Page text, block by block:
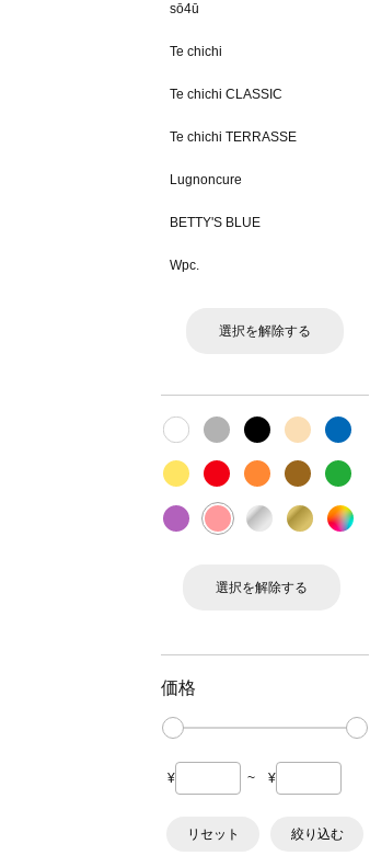
sō4ū
Te chichi
Te chichi CLASSIC
Te chichi TERRASSE
Lugnoncure
BETTY'S BLUE
Wpc.
選択を解除する
選択を解除する
価格
¥ ~ ¥
リセット 絞り込む